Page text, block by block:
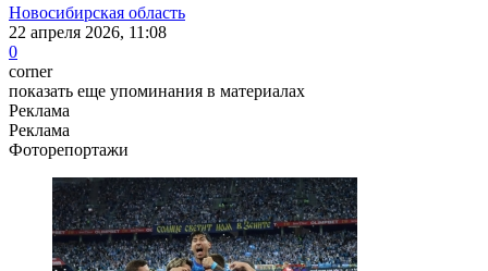
Новосибирская область
22 апреля 2026, 11:08
0
corner
показать еще упоминания в материалах
Реклама
Реклама
Фоторепортажи